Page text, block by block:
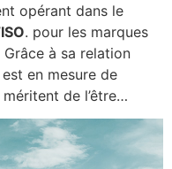
opérant dans le
ISO. pour les marques
à sa relation
en mesure de
de l’être…